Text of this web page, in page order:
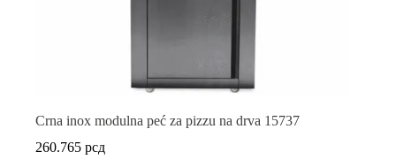
Crna inox modulna peć za pizzu na drva 15737
260.765 рсд